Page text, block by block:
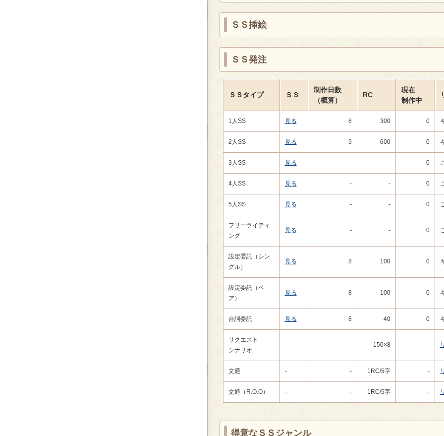
ＳＳ挿絵
ＳＳ発注
ＳＳタイプ ＳＳ
制作日数
（概算）
RC
現在
制作中
1人SS 見る 8 300 0
2人SS 見る 9 600 0
3人SS 見る - - 0
4人SS 見る - - 0
5人SS 見る - - 0
フリーライティ
ング
見る - - 0
設定委託（シン
グル）
見る 8 100 0
設定委託（ペ
ア）
見る 8 100 0
台詞委託 見る 8 40 0
リクエスト
シナリオ
- - 150×8 -
文通 - - 1RC/5字 -
文通（R.O.O） - - 1RC/5字 -
得意なＳＳジャンル